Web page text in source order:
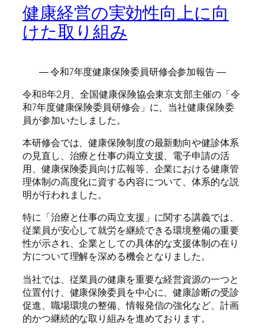
健康経営の実効性向上に向
けた取り組み
― 令和7年度健康保険委員研修会参加報告 ―
令和8年2月、全国健康保険協会東京支部主催の「令
和7年度健康保険委員研修会」に、当社健康保険委
員が参加いたしました。
本研修会では、健康保険制度の最新動向や健診体系
の見直し、治療と仕事の両立支援、電子申請の活
用、健康保険委員向け広報等、企業における健康管
理体制の高度化に資する内容について、体系的な説
明が行われました。
特に「治療と仕事の両立支援」に関する講義では、
従業員が安心して就労を継続できる環境整備の重要
性が示され、企業としての具体的な支援体制の在り
方について理解を深める機会となりました。
当社では、従業員の健康を重要な経営資源の一つと
位置付け、健康保険委員を中心に、健康診断の受診
促進、職場環境の整備、情報発信の強化など、計画
的かつ継続的な取り組みを進めております。